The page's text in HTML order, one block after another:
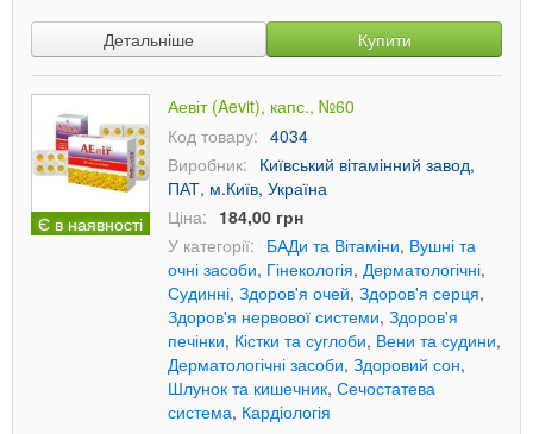
Детальніше Купити
Є в наявності
Аевіт (Aevit), капс., №60
Код товару: 4034
Виробник: Київський вітамінний завод,
ПАТ, м.Київ, Україна
Ціна: 184,00 грн
У категорії: БАДи та Вітаміни, Вушні та
очні засоби, Гінекологія, Дерматологічні,
Судинні, Здоров'я очей, Здоров'я серця,
Здоров'я нервової системи, Здоров'я
печінки, Кістки та суглоби, Вени та судини,
Дерматологічні засоби, Здоровий сон,
Шлунок та кишечник, Сечостатева
система, Кардіологія